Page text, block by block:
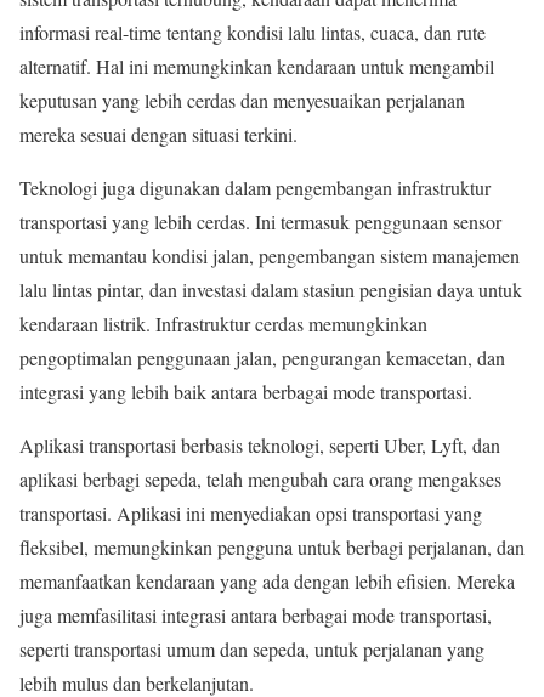
informasi real-time tentang kondisi lalu lintas, cuaca, dan rute
alternatif. Hal ini memungkinkan kendaraan untuk mengambil
keputusan yang lebih cerdas dan menyesuaikan perjalanan
mereka sesuai dengan situasi terkini.
Teknologi juga digunakan dalam pengembangan infrastruktur
transportasi yang lebih cerdas. Ini termasuk penggunaan sensor
untuk memantau kondisi jalan, pengembangan sistem manajemen
lalu lintas pintar, dan investasi dalam stasiun pengisian daya untuk
kendaraan listrik. Infrastruktur cerdas memungkinkan
pengoptimalan penggunaan jalan, pengurangan kemacetan, dan
integrasi yang lebih baik antara berbagai mode transportasi.
Aplikasi transportasi berbasis teknologi, seperti Uber, Lyft, dan
aplikasi berbagi sepeda, telah mengubah cara orang mengakses
transportasi. Aplikasi ini menyediakan opsi transportasi yang
fleksibel, memungkinkan pengguna untuk berbagi perjalanan, dan
memanfaatkan kendaraan yang ada dengan lebih efisien. Mereka
juga memfasilitasi integrasi antara berbagai mode transportasi,
seperti transportasi umum dan sepeda, untuk perjalanan yang
lebih mulus dan berkelanjutan.